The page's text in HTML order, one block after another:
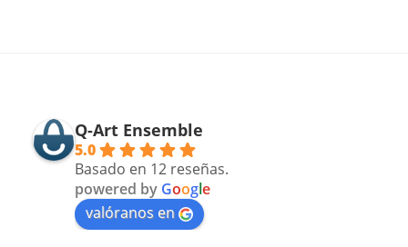
Q-Art Ensemble
5.0
Basado en 12 reseñas.
powered by Google
valóranos en